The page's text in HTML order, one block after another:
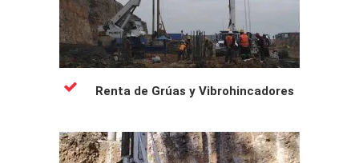
Renta de Grúas y Vibrohincadores